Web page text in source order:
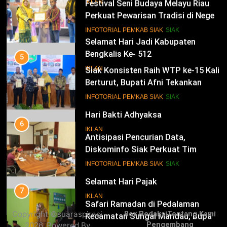
IKLAN
14
Selamat Hari Jadi Kabupaten
Bengkalis Ke- 512
IKLAN
15
Hari Bakti Adhyaksa
IKLAN
16
Selamat Hari Pajak
IKLAN
Perkuat Pewarisan Tradisi di Negeri
Istana
INFOTORIAL PEMKAB SIAK SIAK
5
Siak Konsisten Raih WTP ke-15 Kali
Berturut, Bupati Afni Tekankan
Penguatan Tata Kelola Keuangan
INFOTORIAL PEMKAB SIAK SIAK
6
Antisipasi Pencurian Data,
Diskominfo Siak Perkuat Tim
Tanggap Insiden Siber Mendukung
INFOTORIAL PEMKAB SIAK SIAK
7
Safari Ramadan di Pedalaman
Kecamatan Sungai Mandau, Bupati
Copyright ©suaraspirasi
Box RedaksiTentang Kami
Pengembang